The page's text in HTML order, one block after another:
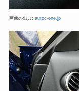
画像の出典: autoc-one.jp